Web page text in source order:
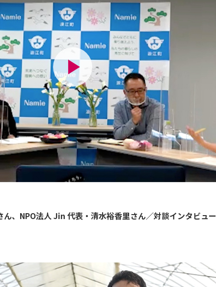
、NPO法人 Jin 代表・清水裕香里さん／対談インタビュー